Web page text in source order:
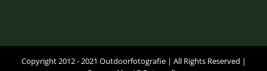
Copyright 2012 - 2021 Outdoorfotografie | All Rights Reserved |